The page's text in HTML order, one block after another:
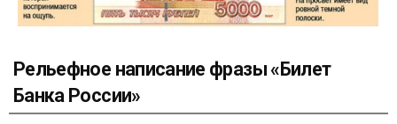
Рельефное написание фразы «Билет
Банка России»